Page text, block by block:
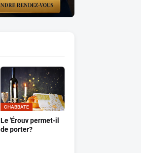
CHABBATE
Le 'Érouv permet-il
de porter?